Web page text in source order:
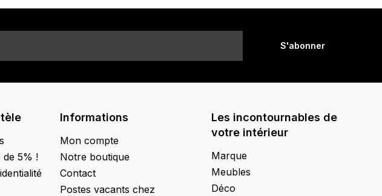
S'abonner
de 5% !
Informations
Mon compte
Notre boutique
Contact
Postes vacants chez
Les incontournables de
votre intérieur
Marque
Meubles
Déco